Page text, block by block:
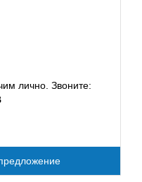
лично. Звоните: